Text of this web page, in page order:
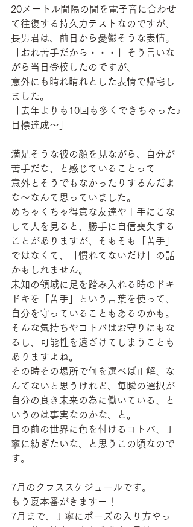
20メートル間隔の間を電子音に合わせ
て往復する持久力テストなのですが、
長男君は、前日から憂鬱そうな表情。
「おれ苦手だから・・・」そう言いな
がら当日登校したのですが、
意外にも晴れ晴れとした表情で帰宅し
ました。
「去年よりも10回も多くできちゃった♪
目標達成～」
満足そうな彼の顔を見ながら、自分が
苦手だな、と感じていることって
意外とそうでもなかったりするんだよ
な～なんて思っていました。
めちゃくちゃ得意な友達や上手にこな
して人を見ると、勝手に自信喪失する
ことがありますが、そもそも「苦手」
ではなくて、「慣れてないだけ」の話
かもしれません。
未知の領域に足を踏み入れる時のドキ
ドキを「苦手」という言葉を使って、
自分を守っていることもあるのかも。
そんな気持ちやコトバはお守りにもな
るし、可能性を遠ざけてしまうことも
ありますよね。
その時その場所で何を選べば正解、な
んてないと思うけれど、毎瞬の選択が
自分の良き未来の為に働いている、と
いうのは事実なのかな、と。
目の前の世界に色を付けるコトバ、丁
寧に紡ぎたいな、と思うこの頃なので
す。
7月のクラススケジュールです。
もう夏本番がきますー！
7月まで、丁寧にポーズの入り方やっ